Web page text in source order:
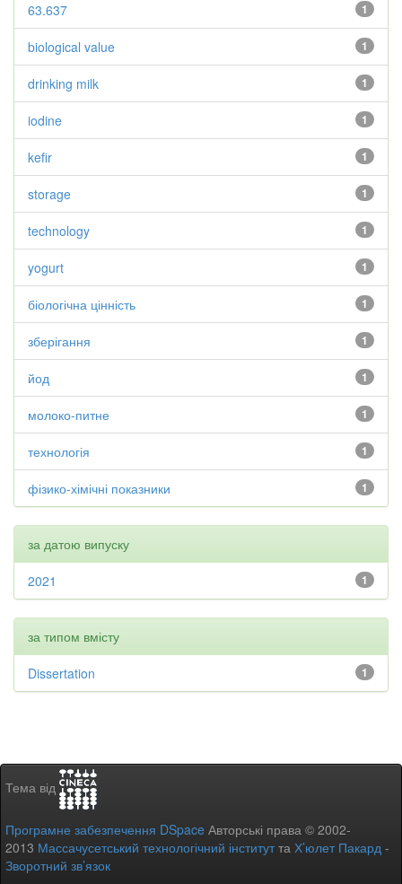
1
63.637
1
biological value
1
drinking milk
1
iodine
1
kefir
1
storage
1
technology
1
yogurt
1
біологічна цінність
1
зберігання
1
йод
1
молоко-питне
1
технологія
1
фізико-хімічні показники
за датою випуску
1
2021
за типом вмісту
1
Dissertation
Тема від
Програмне забезпечення DSpace Авторські права © 2002-
2013 Массачусетський технологічний інститутта Х’юлет Пакард -
Зворотний зв’язок